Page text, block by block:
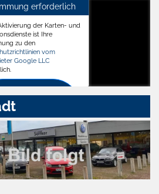
Oldendorf
erforderlich
der Karten- und
ist Ihre
zu den
vom
Google LLC
Zustimmen
aktivieren